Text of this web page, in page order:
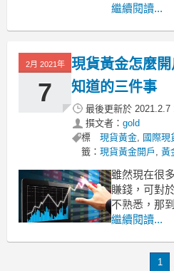
形勢，黃金
以輕鬆獲得
做單才能穩
法則！
繼續閱讀...
2月 2021年
7
現貨黃金怎麼
知道的三件事
最後更新於 2021.2.7
撰文者： gold
標
籤：
現貨黃金, 國際現
現貨黃金開戶 , 黃
雖然現在很
賺錢，可對
不熟悉，那
冊時有哪些
道的三件事
繼續閱讀...
1